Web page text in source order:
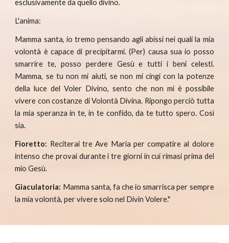
esclusivamente da quello divino.
L'anima:
Mamma santa, io tremo pensando agli abissi nei quali la mia
volontà è capace di precipitarmi. (Per) causa sua io posso
smarrire te, posso perdere Gesù e tutti i beni celesti.
Mamma, se tu non mi aiuti, se non mi cingi con la potenze
della luce del Voler Divino, sento che non mi è possibile
vivere con costanze di Volontà Divina. Ripongo perciò tutta
la mia speranza in te, in te confido, da te tutto spero. Così
sia.
Fioretto: Reciterai tre Ave Maria per compatire al dolore
intenso che provai durante i tre giorni in cui rimasi prima del
mio Gesù.
Giaculatoria: Mamma santa, fa che io smarrisca per sempre
la mia volontà, per vivere solo nel Divin Volere."